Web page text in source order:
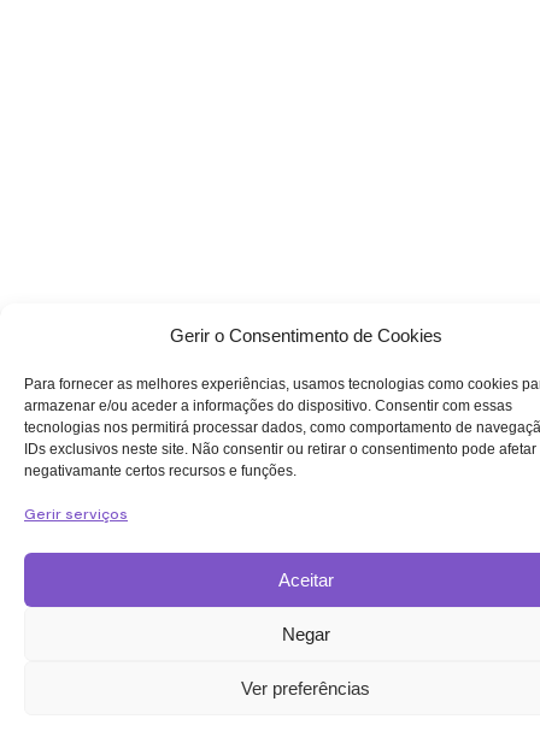
Gerir o Consentimento de Cookies
Para fornecer as melhores experiências, usamos tecnologias como cookies
armazenar e/ou aceder a informações do dispositivo. Consentir com essas
tecnologias nos permitirá processar dados, como comportamento de
IDs exclusivos neste site. Não consentir ou retirar o consentimento pode afetar
negativamante certos recursos e funções.
Gerir serviços
Aceitar
Negar
Ver preferências